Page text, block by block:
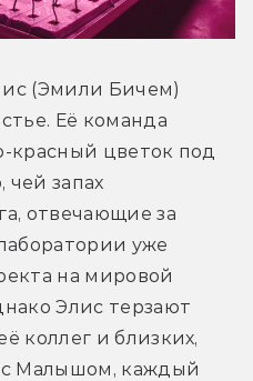
(Эмили Бичем)
Её команда
красный цветок под
запах
отвечающие за
уже
на мировой
Элис терзают
коллег и близких,
с Малышом, каждый